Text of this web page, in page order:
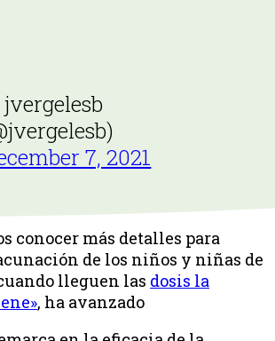
7, 2021
conocer más detalles para
de los niños y niñas de
lleguen las dosis la
, ha avanzado